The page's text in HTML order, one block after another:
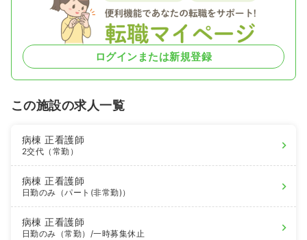
ログインまたは新規登録
この施設の求人一覧
病棟正看護師
2交代（常勤）
病棟正看護師
日勤のみ（パート(非常勤)）
病棟正看護師
日勤のみ（常勤） /一時募集休止